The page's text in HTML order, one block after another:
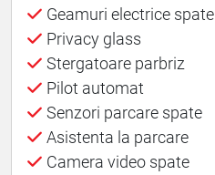
Geamuri electrice spate
Privacy glass
Stergatoare parbriz
Pilot automat
Senzori parcare spate
Asistenta la parcare
Camera video spate